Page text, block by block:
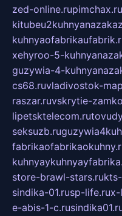
zed-online.rupimchax.ru
xehyroo-5-
guzywia-4-
cs68.ruvladivostok-
raszar.ruvskrytie-
lipetsktelecom.ru
seksuzb.ru
store-brawl-stars.ru
sindika-01.rusp-life.rux-
e-abis-1-c.ru